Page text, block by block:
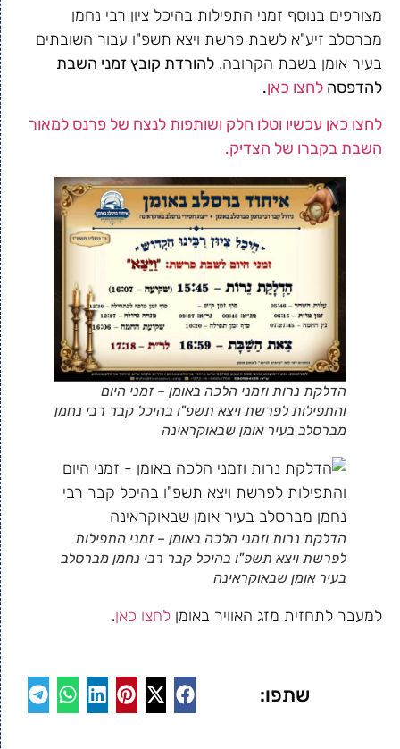
מצורפים בנוסף זמני התפילות בהיכל ציון רבי נחמן
מברסלב זיע"א לשבת פרשת ויצא תשפ"ו עבור השובתים
בעיר אומן בשבת הקרובה. להורדת קובץ זמני השבת
להדפסה לחצו כאן.
לחצו כאן עכשיו וטלו חלק ושותפות לנצח של פרנס למאור
השבת בקברו של הצדיק.
הדלקת נרות וזמני הלכה באומן – זמני היום
והתפילות לפרשת ויצא תשפ"ו בהיכל קבר רבי נחמן
מברסלב בעיר אומן שבאוקראינה
הדלקת נרות וזמני הלכה באומן – זמני התפילות
לפרשת ויצא תשפ"ו בהיכל קבר רבי נחמן מברסלב
בעיר אומן שבאוקראינה
למעבר לתחזית מזג האוויר באומן לחצו כאן.
שתפו: